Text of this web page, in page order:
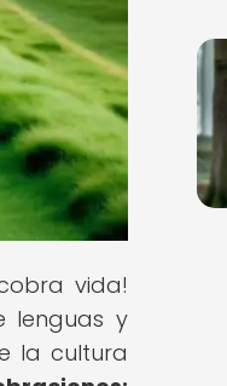
vida!
lenguas y
la cultura